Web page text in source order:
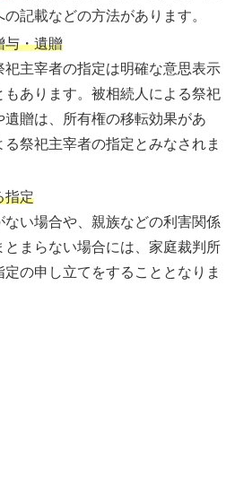
記載などの方法があります。
与・遺贈
祀主宰者の指定は明確な意思表示
もあります。被相続人による祭祀
遺贈は、所有権の移転効果があ
る祭祀主宰者の指定とみなされま
指定
ない場合や、親族などの利害関係
とまらない場合には、家庭裁判所
の申し立てをすることとなりま